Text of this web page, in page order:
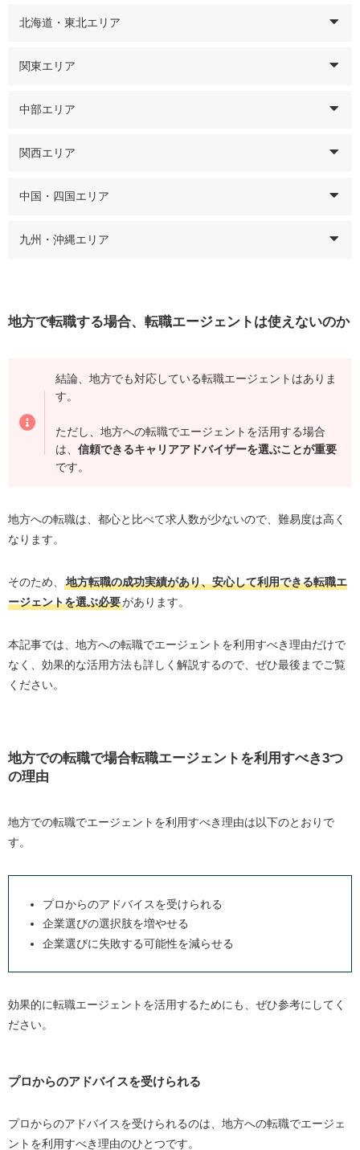
北海道・東北エリア
関東エリア
中部エリア
関西エリア
中国・四国エリア
九州・沖縄エリア
地方で転職する場合、転職エージェントは使えないのか
結論、地方でも対応している転職エージェントはありま
す。
ただし、地方への転職でエージェントを活用する場合
は、信頼できるキャリアアドバイザーを選ぶことが重要
です。
地方への転職は、都心と比べて求人数が少ないので、難易度は高く
なります。
そのため、
地方転職の成功実績があり、安心して利用できる転職エ
ージェントを選ぶ必要があります。
本記事では、地方への転職でエージェントを利用すべき理由だけで
なく、効果的な活用方法も詳しく解説するので、ぜひ最後までご覧
ください。
地方での転職で場合転職エージェントを利用すべき3つ
の理由
地方での転職でエージェントを利用すべき理由は以下のとおりで
す。
プロからのアドバイスを受けられる
企業選びの選択肢を増やせる
企業選びに失敗する可能性を減らせる
効果的に転職エージェントを活用するためにも、ぜひ参考にしてく
ださい。
プロからのアドバイスを受けられる
プロからのアドバイスを受けられるのは、地方への転職でエージェ
ントを利用すべき理由のひとつです。